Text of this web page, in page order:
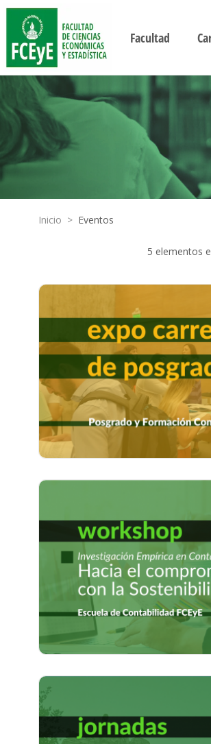
Facultad
Inicio > Eventos
5 elementos